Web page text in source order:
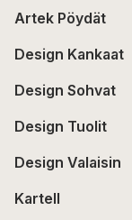
Artek Pöydät
Design Kankaat
Design Sohvat
Design Tuolit
Design Valaisin
Kartell